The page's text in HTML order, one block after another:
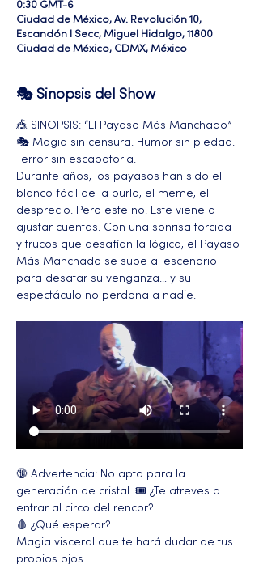
0:30 GMT-6
Ciudad de México, Av. Revolución 10,
Escandón I Secc, Miguel Hidalgo, 11800
Ciudad de México, CDMX, México
🎭 Sinopsis del Show
🎪 SINOPSIS: “El Payaso Más Manchado”
🎭 Magia sin censura. Humor sin piedad.
Terror sin escapatoria.
Durante años, los payasos han sido el
blanco fácil de la burla, el meme, el
desprecio. Pero este no. Este viene a
ajustar cuentas. Con una sonrisa torcida
y trucos que desafían la lógica, el Payaso
Más Manchado se sube al escenario
para desatar su venganza… y su
espectáculo no perdona a nadie.
🔞 Advertencia: No apto para la
generación de cristal. 🎟️ ¿Te atreves a
entrar al circo del rencor?
🩸 ¿Qué esperar?
Magia visceral que te hará dudar de tus
propios ojos